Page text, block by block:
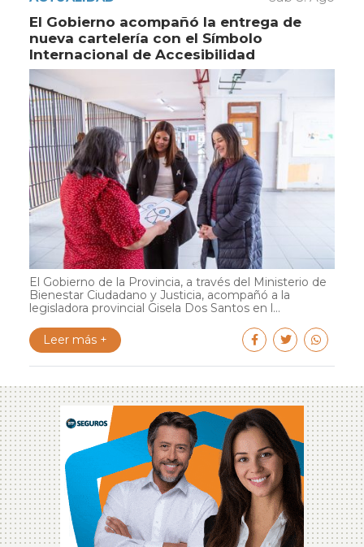
El Gobierno acompañó la entrega de
nueva cartelería con el Símbolo
Internacional de Accesibilidad
El Gobierno de la Provincia, a través del Ministerio de
Bienestar Ciudadano y Justicia, acompañó a la
legisladora provincial Gisela Dos Santos en l...
Leer más +